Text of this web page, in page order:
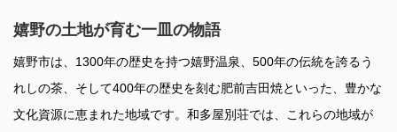
嬉野の土地が育む一皿の物語
嬉野市は、1300年の歴史を持つ嬉野温泉、500年の伝統を誇るう
れしの茶、そして400年の歴史を刻む肥前吉田焼といった、豊かな
文化資源に恵まれた地域です。和多屋別荘では、これらの地域が